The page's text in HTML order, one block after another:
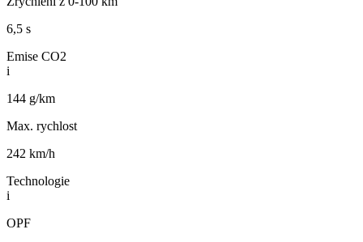
6,5 s
Emise CO2
i
144 g/km
Max. rychlost
242 km/h
Technologie
i
OPF